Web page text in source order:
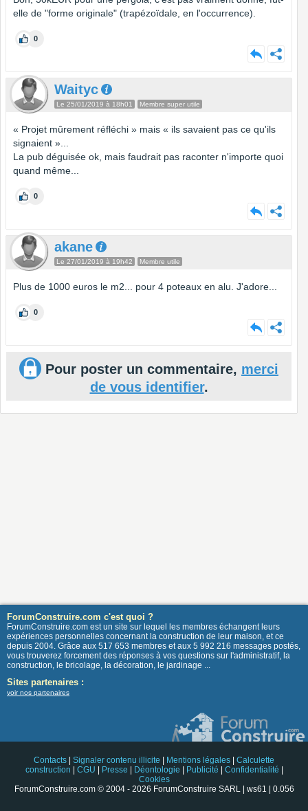
elle de "forme originale" (trapézoïdale, en l'occurrence).
0
Waityc
Le 25/01/2019 à 18h01 Membre super utile
« Projet mûrement réfléchi » mais « ils savaient pas ce qu'ils
signaient »...
La pub déguisée ok, mais faudrait pas raconter n'importe quoi
quand même...
0
akane
Le 27/01/2019 à 19h42 Membre utile
Plus de 1000 euros le m2... pour 4 poteaux en alu. J'adore...
0
Pour poster un commentaire, merci
de vous identifier.
ForumConstruire.com c'est quoi ?
ForumConstruire.com est un site sur lequel les membres échangent leurs
expériences personnelles concernant la construction de leur maison, et ce
depuis 2004. Grâce aux 517 653 membres et aux 5 992 216 messages postés,
vous trouverez forcement des réponses à vos questions sur l'administratif, la
construction, le bricolage, la décoration, le jardinage ...
Sites partenaires :
voir nos partenaires
Contacts Signaler contenu illicite Mentions légales
Calculette
construction
CGU Presse Déontologie Publicité Confidentialité
Cookies
ForumConstruire.com © 2004 - 2026 ForumConstruire SARL | ws61 | 0.056